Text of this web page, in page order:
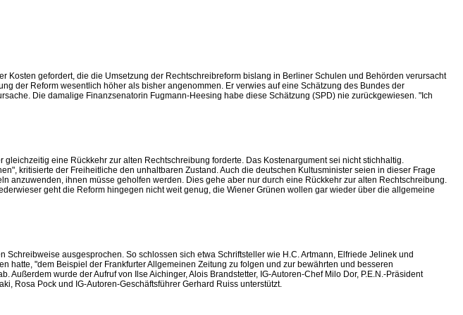
gefordert, die die Umsetzung der Rechtschreibreform bislang in Berliner Schulen und Behörden verursacht
der Reform wesentlich höher als bisher angenommen. Er verwies auf eine Schätzung des Bundes der
Die damalige Finanzsenatorin Fugmann-Heesing habe diese Schätzung (SPD) nie zurückgewiesen. "Ich
eine Rückkehr zur alten Rechtschreibung forderte. Das Kostenargument sei nicht stichhaltig.
kritisierte der Freiheitliche den unhaltbaren Zustand. Auch die deutschen Kultusminister seien in dieser Frage
ihnen müsse geholfen werden. Dies gehe aber nur durch eine Rückkehr zur alten Rechtschreibung.
geht die Reform hingegen nicht weit genug, die Wiener Grünen wollen gar wieder über die allgemeine
ausgesprochen. So schlossen sich etwa Schriftsteller wie H.C. Artmann, Elfriede Jelinek und
hatte, "dem Beispiel der Frankfurter Allgemeinen Zeitung zu folgen und zur bewährten und besseren
wurde der Aufruf von Ilse Aichinger, Alois Brandstetter, IG-Autoren-Chef Milo Dor, P.E.N.-Präsident
Rosa Pock und IG-Autoren-Geschäftsführer Gerhard Ruiss unterstützt.